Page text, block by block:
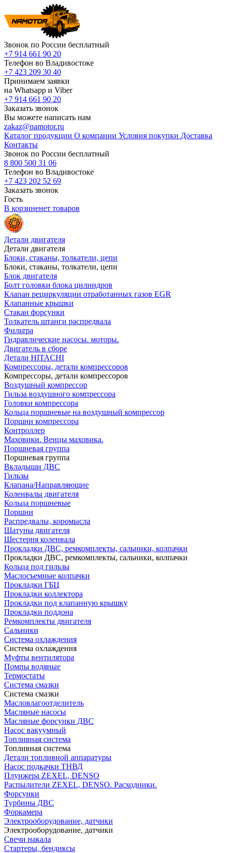
Звонок по России бесплатный
+7 914 661 90 20
Телефон во Владивостоке
+7 423 209 30 40
Принимаем заявки
на Whatsapp и Viber
+7 914 661 90 20
Заказать звонок
Вы можете написать нам
zakaz@namotor.ru
Каталог продукции О компании Условия покупки Доставка
Контакты
Звонок по России бесплатный
8 800 500 31 06
Телефон во Владивостоке
+7 423 202 52 69
Заказать звонок
Гость
В корзиненет товаров
Детали двигателя
Детали двигателя
Блоки, стаканы, толкатели, цепи
Блоки, стаканы, толкатели, цепи
Блок двигателя
Болт головки блока цилиндров
Клапан рециркуляции отработанных газов EGR
Клапанные крышки
Стакан форсунки
Толкатель штанги распредвала
Фильтра
Гидравлические насосы. моторы.
Двигатель в сборе
Детали HITACHI
Компрессоры, детали компрессоров
Компрессоры, детали компрессоров
Воздушный компрессор
Гильза воздушного компрессора
Головки компрессора
Кольца поршневые на воздушный компрессор
Поршни компрессора
Контроллер
Маховики. Венцы маховика.
Поршневая группа
Поршневая группа
Вкладыши ДВС
Гильзы
Клапана/Направляющие
Коленвалы двигателя
Кольца поршневые
Поршни
Распредвалы, коромысла
Шатуны двигателя
Шестерня коленвала
Прокладки ДВС, ремкомплекты, сальники, колпачки
Прокладки ДВС, ремкомплекты, сальники, колпачки
Кольца под гильзы
Маслосъемные колпачки
Прокладки ГБЦ
Прокладки коллектора
Прокладки под клапанную крышку
Прокладки поддона
Ремкомплекты двигателя
Сальники
Система охлаждения
Система охлаждения
Муфты вентилятора
Помпы водяные
Термостаты
Система смазки
Система смазки
Масловлагоотделитель
Масляные насосы
Масляные форсунки ДВС
Насос вакуумный
Топливная система
Топливная система
Детали топливной аппаратуры
Насос подкачки ТНВД
Плунжера ZEXEL, DENSO
Распылители ZEXEL, DENSO. Расходники.
Форсунки
Турбины ДВС
Форкамера
Электрооборудование, датчики
Электрооборудование, датчики
Свечи накала
Стартеры, бендиксы